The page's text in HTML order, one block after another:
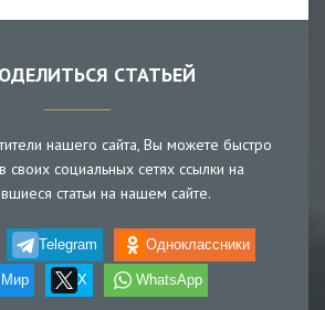
СТАТЬЕЙ
нашего сайта, Вы можете быстро
своих социальных сетях ссылки на
статьи на нашем сайте.
Telegram Одноклассники
X WhatsApp